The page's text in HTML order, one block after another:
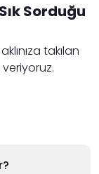
Sorduğu
takılan